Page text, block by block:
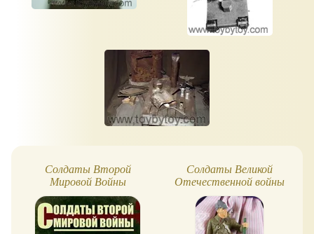
Солдаты Второй
Мировой Войны
Солдаты Великой
Отечественной войны
22